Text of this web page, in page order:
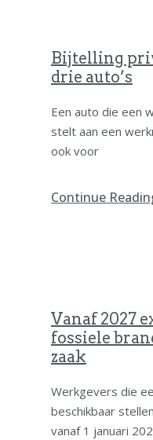
Bijtelling
drie auto’s
Een auto die een
stelt aan een
ook voor
Continue
Vanaf 2027
fossiele
zaak
Werkgevers die
beschikbaar
vanaf 1 januari